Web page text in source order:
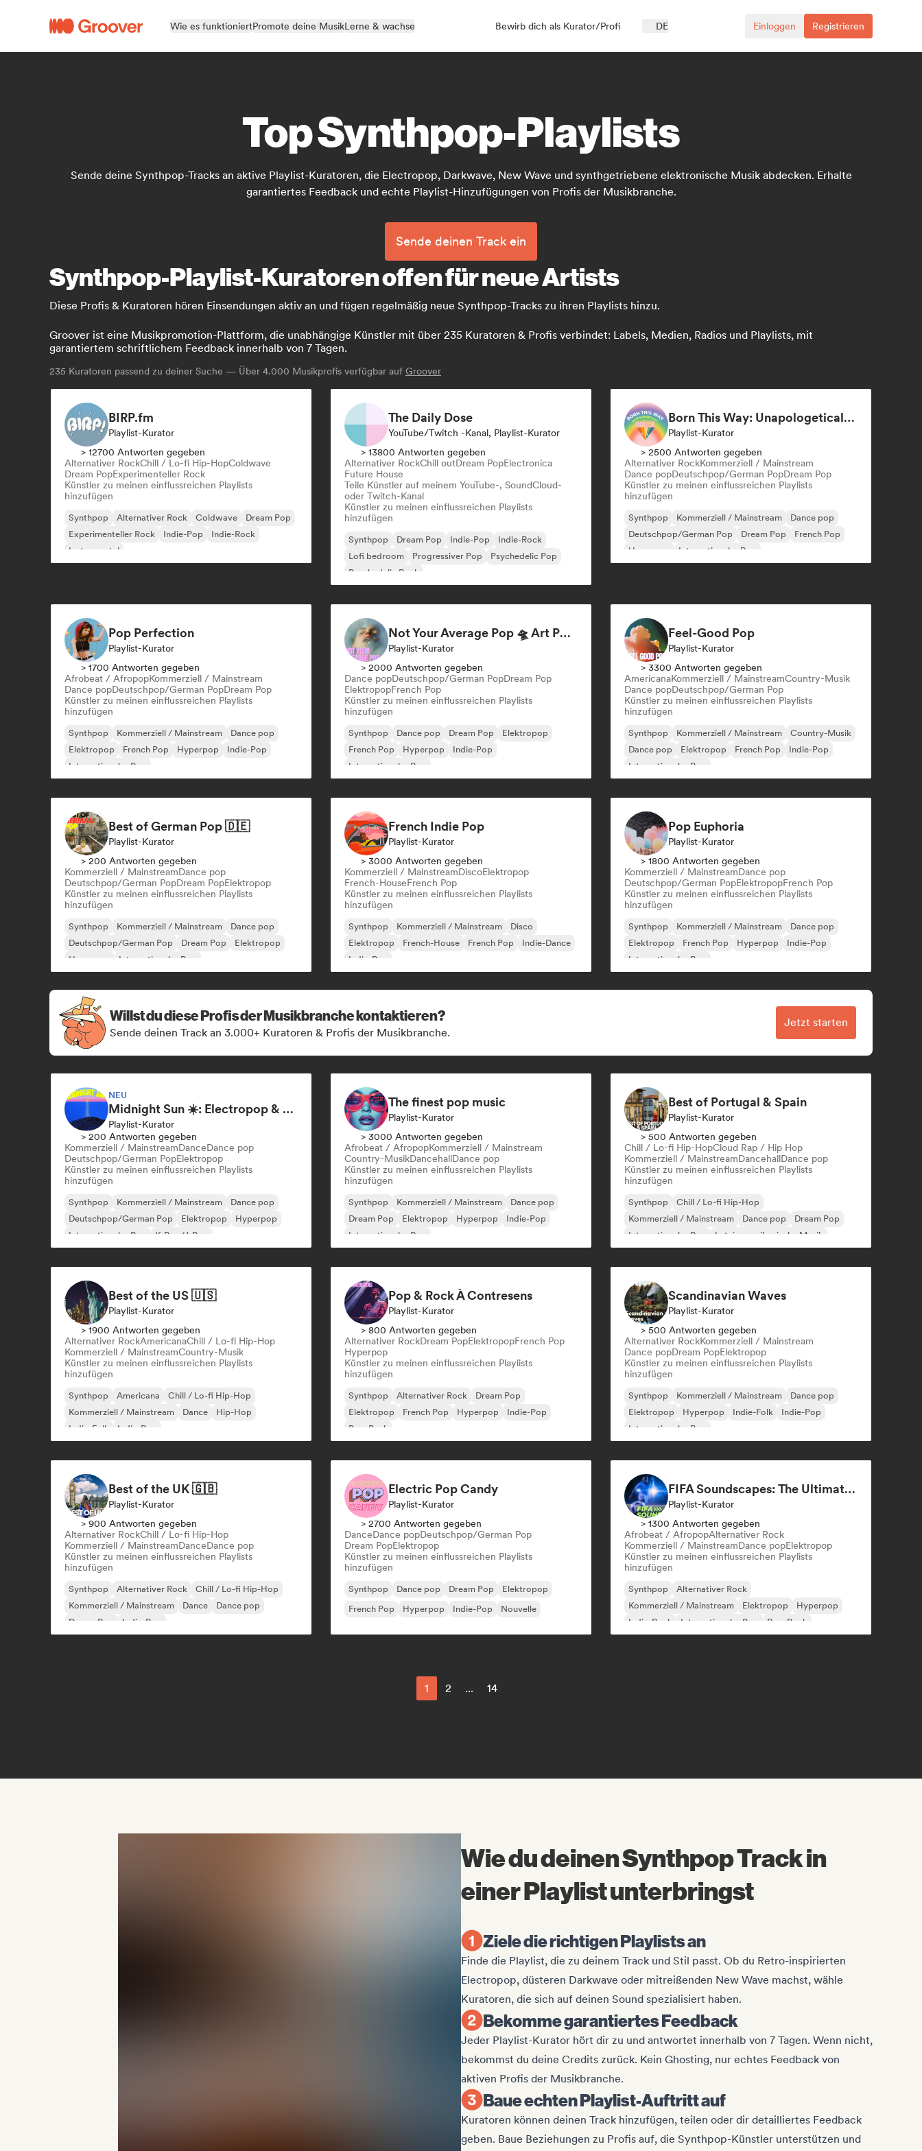
Wie es funktioniertPromote deine MusikLerne & wachse Bewirb dich als Kurator/Profi DE Einloggen Registrieren
Top Synthpop-Playlists
Sende deine Synthpop-Tracks an aktive Playlist-Kuratoren, die Electropop, Darkwave, New Wave und synthgetriebene elektronische Musik abdecken. Erhalte
garantiertes Feedback und echte Playlist-Hinzufügungen von Profis der Musikbranche.
Sende deinen Track ein
Synthpop-Playlist-Kuratoren offen für neue Artists
Diese Profis & Kuratoren hören Einsendungen aktiv an und fügen regelmäßig neue Synthpop-Tracks zu ihren Playlists hinzu.
Groover ist eine Musikpromotion-Plattform, die unabhängige Künstler mit über 235 Kuratoren & Profis verbindet: Labels, Medien, Radios und Playlists, mit
garantiertem schriftlichem Feedback innerhalb von 7 Tagen.
235 Kuratoren passend zu deiner Suche — Über 4.000 Musikprofis verfügbar auf Groover
BIRP.fm
Playlist-Kurator
> 12700 Antworten gegeben
Alternativer RockChill / Lo-fi Hip-HopColdwave
Dream PopExperimenteller Rock
Künstler zu meinen einflussreichen Playlists
hinzufügen
Synthpop Alternativer Rock Coldwave
Dream Pop
Experimenteller Rock
Indie-Pop
Indie-Rock
Instrumental
The Daily Dose
YouTube/Twitch -Kanal, Playlist-Kurator
> 13800 Antworten gegeben
Alternativer RockChill outDream PopElectronica
Future House
Teile Künstler auf meinem YouTube-, SoundCloud-
oder Twitch-Kanal
Künstler zu meinen einflussreichen Playlists
hinzufügen
Synthpop Dream Pop Indie-Pop
Indie-Rock
Lofi bedroom
Progressiver Pop
Psychedelic Pop
Psychedelic Rock
Born This Way: Unapologetically Queer
Playlist-Kurator
> 2500 Antworten gegeben
Alternativer RockKommerziell / Mainstream
Dance popDeutschpop/German PopDream Pop
Künstler zu meinen einflussreichen Playlists
hinzufügen
Synthpop Kommerziell / Mainstream
Dance pop
Deutschpop/German Pop
Dream Pop
French Pop
Hyperpop
Internationaler Pop
Pop Perfection
Playlist-Kurator
> 1700 Antworten gegeben
Afrobeat / AfropopKommerziell / Mainstream
Dance popDeutschpop/German PopDream Pop
Künstler zu meinen einflussreichen Playlists
hinzufügen
Synthpop Kommerziell / Mainstream
Dance pop
Elektropop
French Pop Hyperpop
Indie-Pop
Internationaler Pop
Not Your Average Pop 🛸 Art Pop, Alt-Pop & Indie Pop
Playlist-Kurator
> 2000 Antworten gegeben
Dance popDeutschpop/German PopDream Pop
ElektropopFrench Pop
Künstler zu meinen einflussreichen Playlists
hinzufügen
Synthpop Dance pop Dream Pop
Elektropop
French Pop
Hyperpop
Indie-Pop
Internationaler Pop
Feel-Good Pop
Playlist-Kurator
> 3300 Antworten gegeben
AmericanaKommerziell / MainstreamCountry-Musik
Dance popDeutschpop/German Pop
Künstler zu meinen einflussreichen Playlists
hinzufügen
Synthpop Kommerziell / Mainstream
Country-Musik
Dance pop
Elektropop French Pop
Indie-Pop
Internationaler Pop
Best of German Pop 🇩🇪
Playlist-Kurator
> 200 Antworten gegeben
Kommerziell / MainstreamDance pop
Deutschpop/German PopDream PopElektropop
Künstler zu meinen einflussreichen Playlists
hinzufügen
Synthpop Kommerziell / Mainstream
Dance pop
Deutschpop/German Pop
Dream Pop
Elektropop
Hyperpop
Internationaler Pop
French Indie Pop
Playlist-Kurator
> 3000 Antworten gegeben
Kommerziell / MainstreamDiscoElektropop
French-HouseFrench Pop
Künstler zu meinen einflussreichen Playlists
hinzufügen
Synthpop Kommerziell / Mainstream
Disco
Elektropop
French-House French Pop
Indie-Dance
Indie-Pop
Pop Euphoria
Playlist-Kurator
> 1800 Antworten gegeben
Kommerziell / MainstreamDance pop
Deutschpop/German PopElektropopFrench Pop
Künstler zu meinen einflussreichen Playlists
hinzufügen
Synthpop Kommerziell / Mainstream
Dance pop
Elektropop
French Pop Hyperpop
Indie-Pop
Internationaler Pop
Willst du diese Profis der Musikbranche kontaktieren?
Sende deinen Track an 3.000+ Kuratoren & Profis der Musikbranche.
Jetzt starten
NEU
Midnight Sun ☀️: Electropop & Dance Pop
Playlist-Kurator
> 200 Antworten gegeben
Kommerziell / MainstreamDanceDance pop
Deutschpop/German PopElektropop
Künstler zu meinen einflussreichen Playlists
hinzufügen
Synthpop Kommerziell / Mainstream
Dance pop
Deutschpop/German Pop
Elektropop
Hyperpop
Internationaler Pop
K-Pop/J-Pop
The finest pop music
Playlist-Kurator
> 3000 Antworten gegeben
Afrobeat / AfropopKommerziell / Mainstream
Country-MusikDancehallDance pop
Künstler zu meinen einflussreichen Playlists
hinzufügen
Synthpop Kommerziell / Mainstream
Dance pop
Dream Pop
Elektropop Hyperpop
Indie-Pop
Internationaler Pop
Best of Portugal & Spain
Playlist-Kurator
> 500 Antworten gegeben
Chill / Lo-fi Hip-HopCloud Rap / Hip Hop
Kommerziell / MainstreamDancehallDance pop
Künstler zu meinen einflussreichen Playlists
hinzufügen
Synthpop
Chill / Lo-fi Hip-Hop
Kommerziell / Mainstream
Dance pop
Dream Pop
Internationaler Pop
Lateinamerikanische Musik
Best of the US 🇺🇸
Playlist-Kurator
> 1900 Antworten gegeben
Alternativer RockAmericanaChill / Lo-fi Hip-Hop
Kommerziell / MainstreamCountry-Musik
Künstler zu meinen einflussreichen Playlists
hinzufügen
Synthpop Americana
Chill / Lo-fi Hip-Hop
Kommerziell / Mainstream
Dance
Hip-Hop
Indie-Folk
Indie-Pop
Pop & Rock À Contresens
Playlist-Kurator
> 800 Antworten gegeben
Alternativer RockDream PopElektropopFrench Pop
Hyperpop
Künstler zu meinen einflussreichen Playlists
hinzufügen
Synthpop Alternativer Rock
Dream Pop
Elektropop
French Pop Hyperpop
Indie-Pop
Pop-Punk
Scandinavian Waves
Playlist-Kurator
> 500 Antworten gegeben
Alternativer RockKommerziell / Mainstream
Dance popDream PopElektropop
Künstler zu meinen einflussreichen Playlists
hinzufügen
Synthpop Kommerziell / Mainstream
Dance pop
Elektropop
Hyperpop Indie-Folk
Indie-Pop
Internationaler Pop
Best of the UK 🇬🇧
Playlist-Kurator
> 900 Antworten gegeben
Alternativer RockChill / Lo-fi Hip-Hop
Kommerziell / MainstreamDanceDance pop
Künstler zu meinen einflussreichen Playlists
hinzufügen
Synthpop Alternativer Rock
Chill / Lo-fi Hip-Hop
Kommerziell / Mainstream
Dance
Dance pop
Dream Pop
Indie-Pop
Electric Pop Candy
Playlist-Kurator
> 2700 Antworten gegeben
DanceDance popDeutschpop/German Pop
Dream PopElektropop
Künstler zu meinen einflussreichen Playlists
hinzufügen
Synthpop Dance pop Dream Pop
Elektropop
French Pop
Hyperpop Indie-Pop Nouvelle
FIFA Soundscapes: The Ultimate Soundtrack ⚽️ Festival Indie, Electropop & Dance Anthems
Playlist-Kurator
> 1300 Antworten gegeben
Afrobeat / AfropopAlternativer Rock
Kommerziell / MainstreamDance popElektropop
Künstler zu meinen einflussreichen Playlists
hinzufügen
Synthpop
Alternativer Rock
Kommerziell / Mainstream
Elektropop
Hyperpop
Indie-Rock
Internationaler Pop Pop-Rock
1 2 ... 14
Wie du deinen Synthpop Track in
einer Playlist unterbringst
Ziele die richtigen Playlists an
Finde die Playlist, die zu deinem Track und Stil passt. Ob du Retro-inspirierten
Electropop, düsteren Darkwave oder mitreißenden New Wave machst, wähle
Kuratoren, die sich auf deinen Sound spezialisiert haben.
Bekomme garantiertes Feedback
Jeder Playlist-Kurator hört dir zu und antwortet innerhalb von 7 Tagen. Wenn nicht,
bekommst du deine Credits zurück. Kein Ghosting, nur echtes Feedback von
aktiven Profis der Musikbranche.
Baue echten Playlist-Auftritt auf
Kuratoren können deinen Track hinzufügen, teilen oder dir detailliertes Feedback
geben. Baue Beziehungen zu Profis auf, die Synthpop-Künstler unterstützen und